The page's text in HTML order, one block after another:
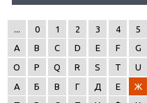
0 1 2 3 4 5
A
B C D E F G
O
P Q R S T U
А
Б В Г Д Е Ж